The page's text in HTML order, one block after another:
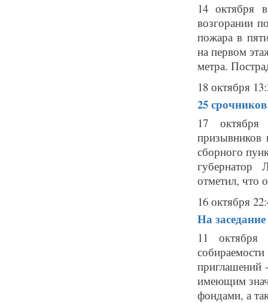
14 октября
возгорании
пожара в
на первом
метра.
18 октября
25
17 октября
сборного
губернатор
отметил, что
16 октября
На
11 октября
приглашений
имеющим
фондами, а